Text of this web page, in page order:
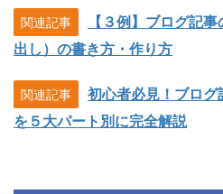
関連記事
【３例】ブログ記
出し）の書き方・作り方
関連記事
初心者必見！ブログ
を５大パート別に完全解説